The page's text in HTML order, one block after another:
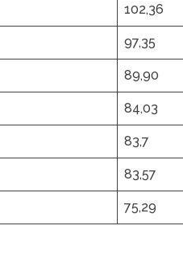
102,36
97,35
89,90
84,03
83,7
83,57
75,29